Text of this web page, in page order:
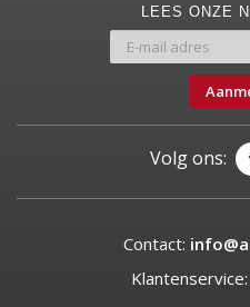
LEES ONZE
Volg ons:
Contact:
Klantenservice: